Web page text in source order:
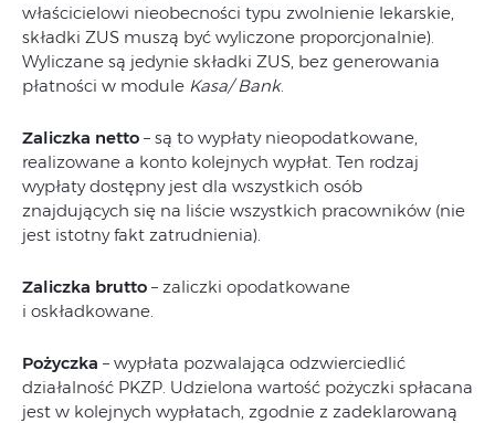
właścicielowi nieobecności typu zwolnienie lekarskie,
składki ZUS muszą być wyliczone proporcjonalnie).
Wyliczane są jedynie składki ZUS, bez generowania
płatności w module Kasa/ Bank.
Zaliczka netto – są to wypłaty nieopodatkowane,
realizowane a konto kolejnych wypłat. Ten rodzaj
wypłaty dostępny jest dla wszystkich osób
znajdujących się na liście wszystkich pracowników (nie
jest istotny fakt zatrudnienia).
Zaliczka brutto – zaliczki opodatkowane
i oskładkowane.
Pożyczka – wypłata pozwalająca odzwierciedlić
działalność PKZP. Udzielona wartość pożyczki spłacana
jest w kolejnych wypłatach, zgodnie z zadeklarowaną